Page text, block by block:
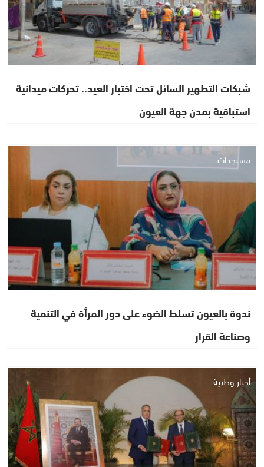
شبكات التطهير السائل تحت اختبار العيد.. تحركات ميدانية
استباقية بمدن جهة العيون
مستجدات
ندوة بالعيون تسلط الضوء على دور المرأة في التنمية
وصناعة القرار
أخبار وطنية